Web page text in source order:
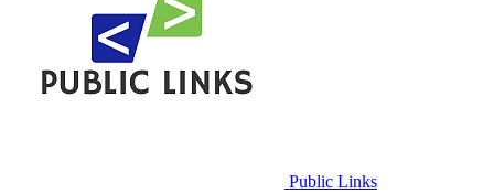
Public Links